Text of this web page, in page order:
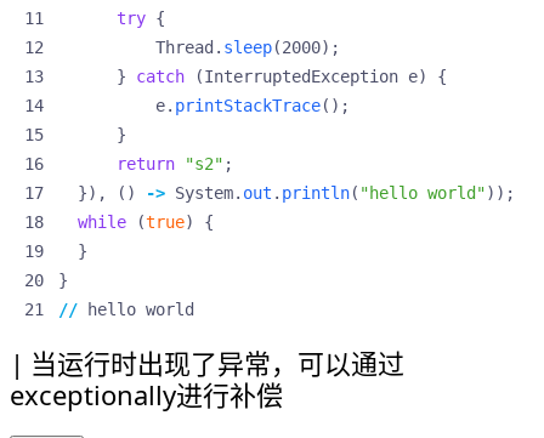
try {
Thread . sleep(2000);
}
catch (InterruptedException e)
{
e. printStackTrace();
}
return
"s2" ;
}),
() -> System. out . println( "hello world"));
while
(true)
{
}
}
//
hello world
当运行时出现了异常，可以通过
exceptionally进行补偿